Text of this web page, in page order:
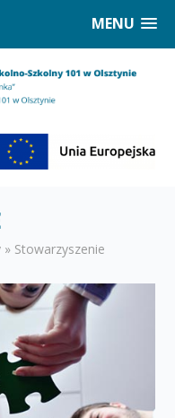
MENU
» Stowarzyszenie